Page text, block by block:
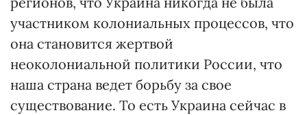
участником колониальных процессов, что
она становится жертвой
неоколониальной политики России, что
наша страна ведет борьбу за свое
существование. То есть Украина сейчас в